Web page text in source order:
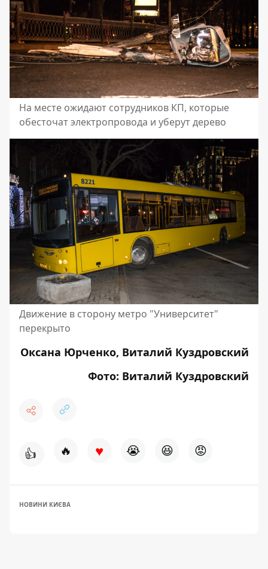
На месте ожидают сотрудников КП, которые
обесточат электропровода и уберут дерево
Движение в сторону метро "Университет"
перекрыто
Оксана Юрченко, Виталий Куздровский
Фото: Виталий Куздровский
👍 🔥 ♥ 😭 😆 😡
НОВИНИ КИЄВА